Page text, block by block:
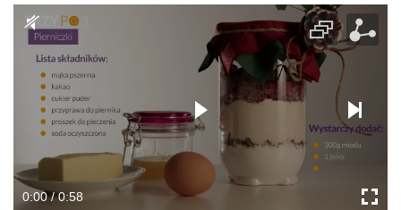
0:00 / 0:58